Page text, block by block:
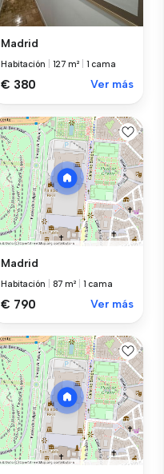
Madrid
Habitación 127 m² 1 cama
€ 380 Ver más
Madrid
Habitación 87 m² 1 cama
€ 790 Ver más